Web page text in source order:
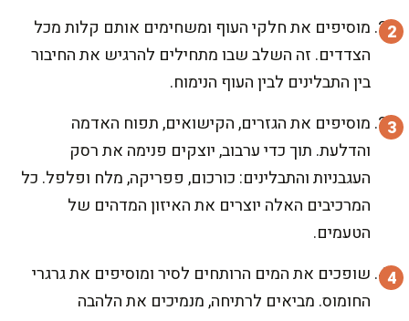
מוסיפים את חלקי העוף ומשחימים אותם קלות מכל
הצדדים. זה השלב שבו מתחילים להרגיש את החיבור
בין התבלינים לבין העוף הנימוח.
מוסיפים את הגזרים, הקישואים, תפוח האדמה
והדלעת. תוך כדי ערבוב, יוצקים פנימה את רסק
העגבניות והתבלינים: כורכום, פפריקה, מלח ופלפל. כל
המרכיבים האלה יוצרים את האיזון המדהים של
הטעמים.
שופכים את המים הרותחים לסיר ומוסיפים את גרגרי
החומוס. מביאים לרתיחה, מנמיכים את הלהבה